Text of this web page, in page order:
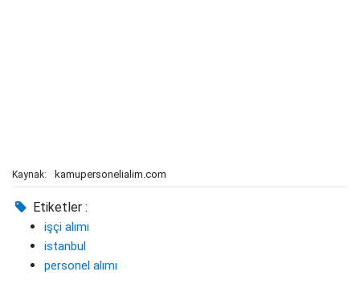
Kaynak: kamupersonelialim.com
Etiketler :
işçi alımı
istanbul
personel alımı